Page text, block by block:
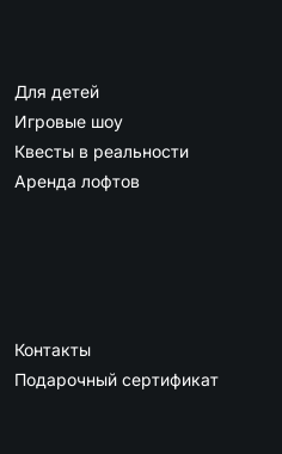
Для детей
Игровые шоу
Квесты в реальности
Аренда лофтов
Контакты
Подарочный сертификат